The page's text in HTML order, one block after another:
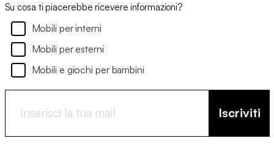
Su cosa ti piacerebbe ricevere informazioni?
Mobili per interni
Mobili per esterni
Mobili e giochi per bambini
Iscriviti